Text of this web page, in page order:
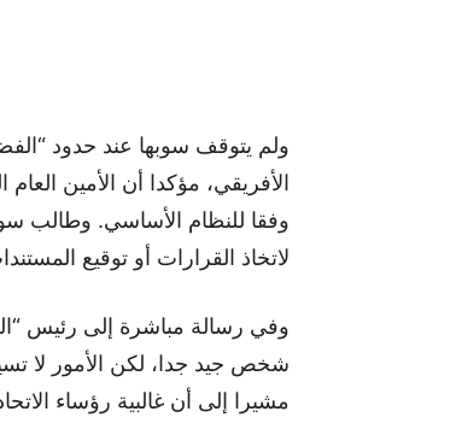
ولم يتوقف سوبها عند حدود
الأفريقي، مؤكدا أن الأمين
وفقا للنظام الأساسي. وطالب
لاتخاذ القرارات أو توقيع
وفي رسالة مباشرة إلى رئيس
شخص جيد جدا، لكن الأمور لا
مشيرا إلى أن غالبية رؤساء